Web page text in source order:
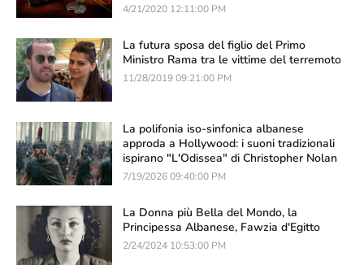
4/21/2020 12:11:00 PM
La futura sposa del figlio del Primo
Ministro Rama tra le vittime del terremoto
11/28/2019 09:21:00 PM
La polifonia iso-sinfonica albanese
approda a Hollywood: i suoni tradizionali
ispirano "L'Odissea" di Christopher Nolan
7/19/2026 09:40:00 PM
La Donna più Bella del Mondo, la
Principessa Albanese, Fawzia d'Egitto
2/24/2024 10:53:00 PM